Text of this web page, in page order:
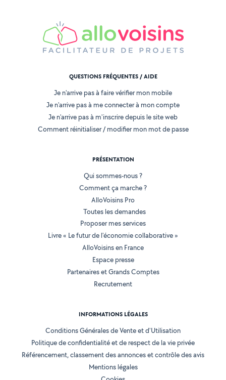
QUESTIONS FRÉQUENTES / AIDE
Je n'arrive pas à faire vérifier mon mobile
Je n'arrive pas à me connecter à mon compte
Je n'arrive pas à m'inscrire depuis le site web
Comment réinitialiser / modifier mon mot de passe
PRÉSENTATION
Qui sommes-nous ?
Comment ça marche ?
AlloVoisins Pro
Toutes les demandes
Proposer mes services
Livre « Le futur de l'économie collaborative »
AlloVoisins en France
Espace presse
Partenaires et Grands Comptes
Recrutement
INFORMATIONS LÉGALES
Conditions Générales de Vente et d'Utilisation
Politique de confidentialité et de respect de la vie privée
Référencement, classement des annonces et contrôle des avis
Mentions légales